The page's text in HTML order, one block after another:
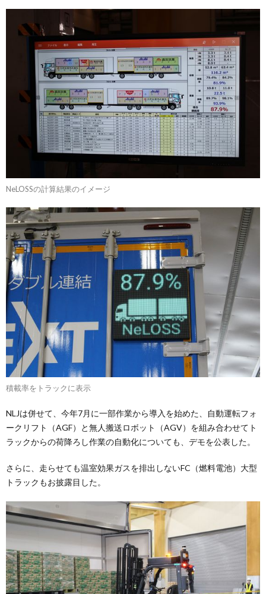
NeLOSSの計算結果のイメージ
積載率をトラックに表示
NLJは併せて、今年7月に一部作業から導入を始めた、自動運転フォ
ークリフト（AGF）と無人搬送ロボット（AGV）を組み合わせてト
ラックからの荷降ろし作業の自動化についても、デモを公表した。
さらに、走らせても温室効果ガスを排出しないFC（燃料電池）大型
トラックもお披露目した。